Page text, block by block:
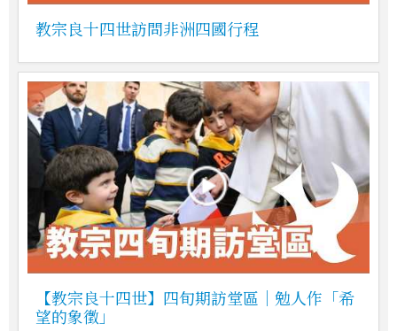
教宗良十四世訪問非洲四國行程
【教宗良十四世】四旬期訪堂區｜勉人作「希
望的象徵」